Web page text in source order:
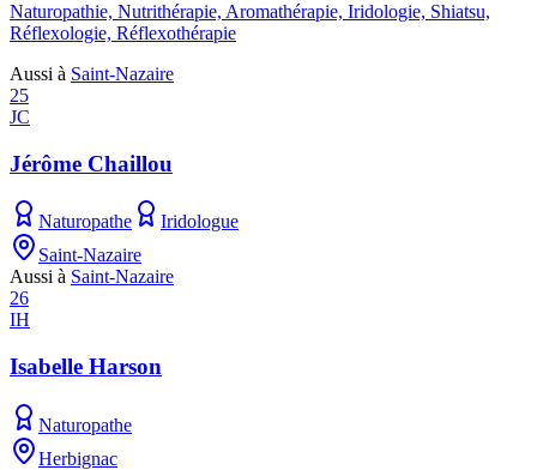
Naturopathie, Nutrithérapie, Aromathérapie, Iridologie, Shiatsu,
Réflexologie, Réflexothérapie
Aussi à Saint-Nazaire
25
JC
Jérôme Chaillou
Naturopathe
Iridologue
Saint-Nazaire
Aussi à Saint-Nazaire
26
IH
Isabelle Harson
Naturopathe
Herbignac